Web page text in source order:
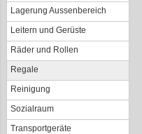
Lagerung Aussenbereich
Leitern und Gerüste
Räder und Rollen
Regale
Reinigung
Sozialraum
Transportgeräte